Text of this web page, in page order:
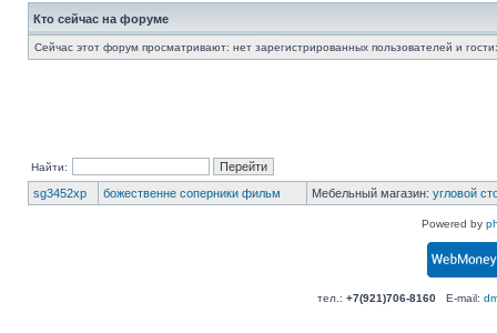
Кто сейчас на форуме
Сейчас этот форум просматривают: нет зарегистрированных пользователей и
Найти:
sg3452xp божественне соперники фильм Мебельный магазин: угловой
Powered by
тел.: +7(921)706-8160E-mail: